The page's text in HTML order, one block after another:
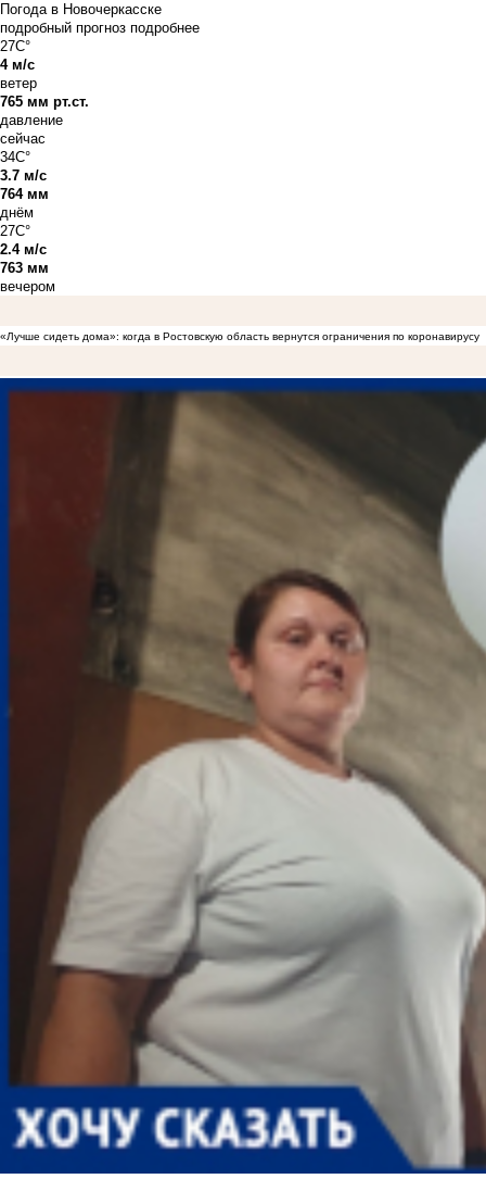
Погода в Новочеркасске
подробный прогноз подробнее
27C°
4 м/с
ветер
765 мм рт.ст.
давление
сейчас
34C°
3.7 м/с
764 мм
днём
27C°
2.4 м/с
763 мм
вечером
«Лучше сидеть дома»: когда в Ростовскую область вернутся ограничения по коронавирусу